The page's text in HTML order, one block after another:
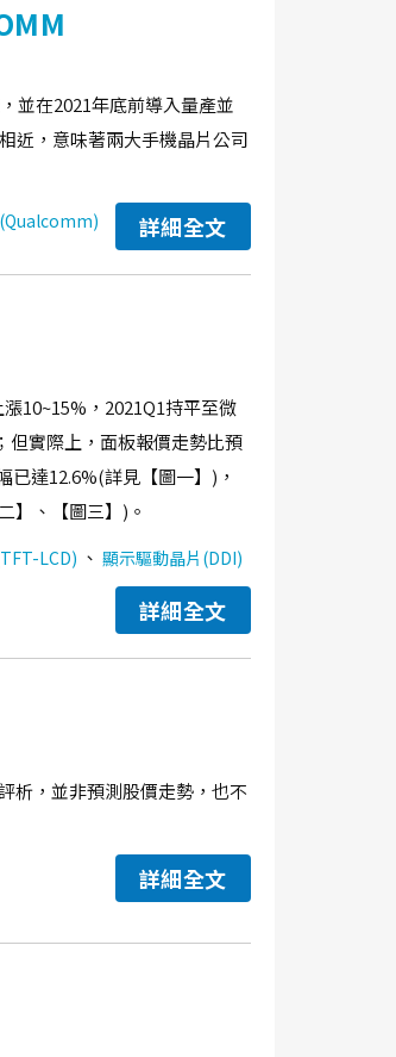
並在2021年底前導入量產並
近，意味著兩大手機晶片公司
詳細全文
10~15%，2021Q1持平至微
但實際上，面板報價走勢比預
已達12.6%(詳見【圖一】)，
】、【圖三】)。
LCD) 、 顯示驅動晶片(DDI)
詳細全文
析，並非預測股價走勢，也不
詳細全文